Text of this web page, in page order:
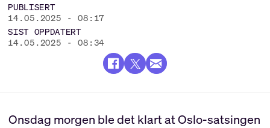
PUBLISERT
14.05.2025 - 08:17
SIST OPPDATERT
14.05.2025 - 08:34
Onsdag morgen ble det klart at Oslo-satsingen